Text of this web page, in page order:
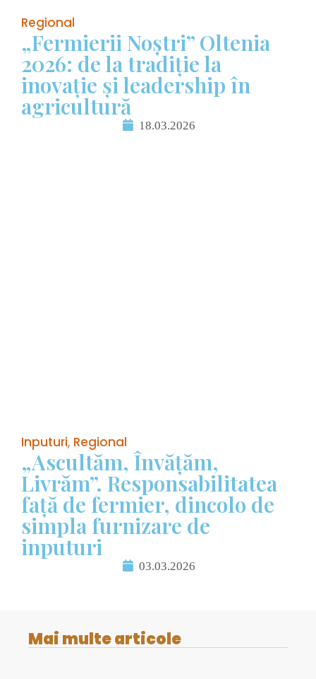
Regional
„Fermierii Noștri” Oltenia
2026: de la tradiție la
inovație și leadership în
agricultură
18.03.2026
Inputuri, Regional
„Ascultăm, Învățăm,
Livrăm”. Responsabilitatea
față de fermier, dincolo de
simpla furnizare de
inputuri
03.03.2026
Mai multe articole